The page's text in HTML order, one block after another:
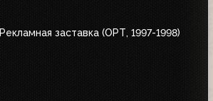
Рекламная заставка (ОРТ, 1997-1998)